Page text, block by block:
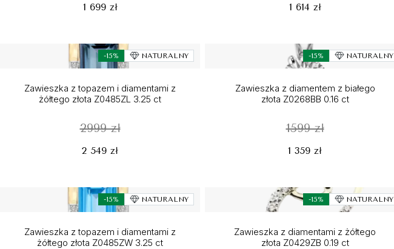
1 699 zł 1 614 zł
-15% NATURALNY
Zawieszka z topazem i diamentami z
żółtego złota Z0485ZL 3.25 ct
2999 zł
2 549 zł
-15% NATURALNY
Zawieszka z diamentem z białego
złota Z0268BB 0.16 ct
1599 zł
1 359 zł
-15% NATURALNY
Zawieszka z topazem i diamentami z
żółtego złota Z0485ZW 3.25 ct
-15% NATURALNY
Zawieszka z diamentami z żółtego
złota Z0429ZB 0.19 ct